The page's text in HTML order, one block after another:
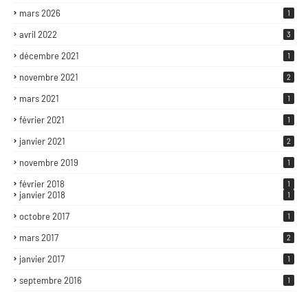
mars 2026 1
avril 2022 3
décembre 2021 1
novembre 2021 2
mars 2021 1
février 2021 1
janvier 2021 2
novembre 2019 1
février 2018 1
janvier 2018 1
octobre 2017 1
mars 2017 2
janvier 2017 1
septembre 2016 1